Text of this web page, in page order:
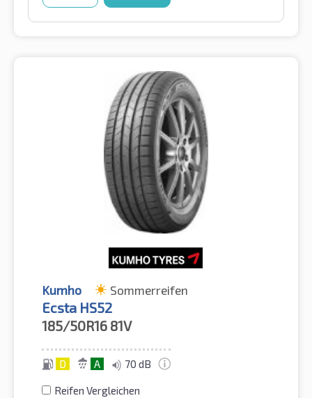
Kumho Sommerreifen
Ecsta HS52
185/50R16 81V
D A 70 dB
Reifen Vergleichen